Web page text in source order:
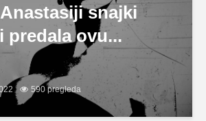
snajki
predala ovu...
590 pregleda